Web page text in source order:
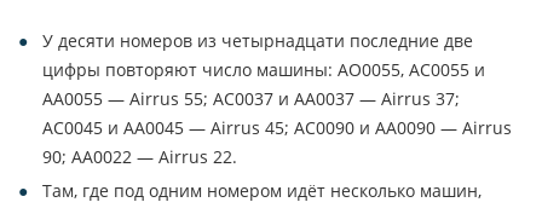
У десяти номеров из четырнадцати последние две
цифры повторяют число машины: АО0055, АС0055 и
AА0055 — Airrus 55; АС0037 и АA0037 — Airrus 37;
АС0045 и AА0045 — Airrus 45; АС0090 и AА0090 — Airrus
90; АA0022 — Airrus 22.
Там, где под одним номером идёт несколько машин,